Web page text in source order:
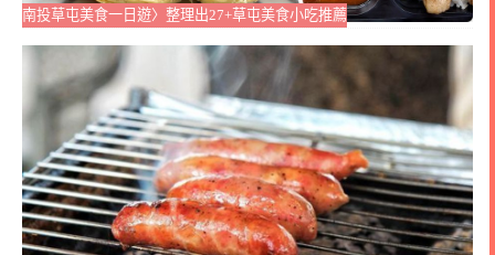
南投草屯美食一日遊〉整理出27+草屯美食小吃推薦